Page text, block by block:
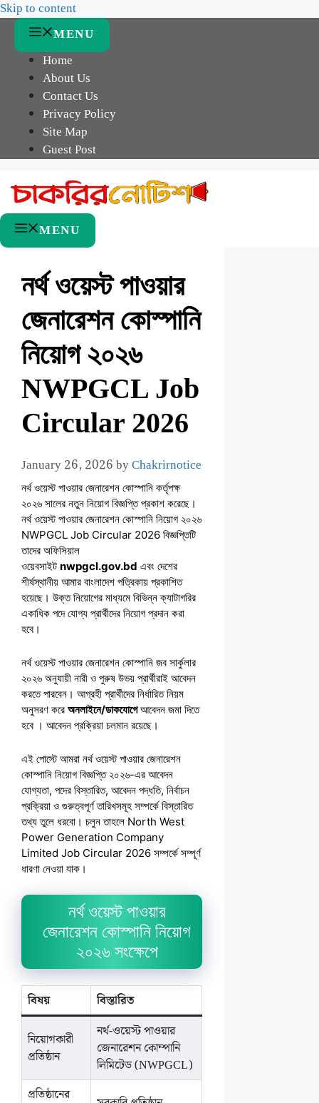
Skip to content
MENU
Home
About Us
Contact Us
Privacy Policy
Site Map
Guest Post
MENU
নর্থ ওয়েস্ট পাওয়ার
জেনারেশন কোস্পানি
নিয়োগ ২০২৬
NWPGCL Job
Circular 2026
January 26, 2026byChakrirnotice
নর্থ ওয়েস্ট পাওয়ার জেনারেশন কোস্পানি কর্তৃপক্ষ
২০২৬ সালের নতুন নিয়োগ বিজ্ঞপ্তি প্রকাশ করেছে।
নর্থ ওয়েস্ট পাওয়ার জেনারেশন কোস্পানি নিয়োগ ২০২৬
NWPGCL Job Circular 2026 বিজ্ঞপ্তিটি
তাদের অফিসিয়াল
ওয়েবসাইট nwpgcl.gov.bd এবং দেশের
শীর্ষস্থানীয় আমার বাংলাদেশ পত্রিকায় প্রকাশিত
হয়েছে। উক্ত নিয়োগের মাধ্যমে বিভিন্ন ক্যাটাগরির
একাধিক পদে যোগ্য প্রার্থীদের নিয়োগ প্রদান করা
হবে।
নর্থ ওয়েস্ট পাওয়ার জেনারেশন কোস্পানি জব সার্কুলার
২০২৬ অনুযায়ী নারী ও পুরুষ উভয় প্রার্থীরাই আবেদন
করতে পারবেন। আগ্রহী প্রার্থীদের নির্ধারিত নিয়ম
অনুসরণ করে অনলাইনে/ডাকযোগেআবেদন জমা দিতে
হবে । আবেদন প্রক্রিয়া চলমান রয়েছে।
এই পোস্টে আমরা নর্থ ওয়েস্ট পাওয়ার জেনারেশন
কোস্পানি নিয়োগ বিজ্ঞপ্তি ২০২৬-এর আবেদন
যোগ্যতা, পদের বিস্তারিত, আবেদন পদ্ধতি, নির্বাচন
প্রক্রিয়া ও গুরুত্বপূর্ণ তারিখসমূহ সম্পর্কে বিস্তারিত
তথ্য তুলে ধরবো। চলুন তাহলে North West
Power Generation Company
Limited Job Circular 2026 সম্পর্কে সম্পূর্ণ
ধারণা নেওয়া যাক।
নর্থ ওয়েস্ট পাওয়ার
জেনারেশন কোস্পানি নিয়োগ
২০২৬ সংক্ষেপে
বিষয় বিস্তারিত
নিয়োগকারী
প্রতিষ্ঠান
নর্থ-ওয়েস্ট পাওয়ার
জেনারেশন কোম্পানি
লিমিটেড (NWPGCL)
প্রতিষ্ঠানের